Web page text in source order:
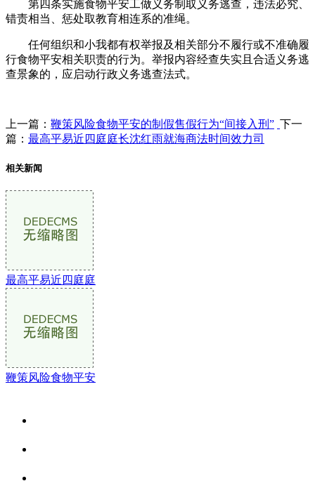
第四条实施食物平安工做义务制取义务逃查，违法必究、
错责相当、惩处取教育相连系的准绳。
任何组织和小我都有权举报及相关部分不履行或不准确履
行食物平安相关职责的行为。举报内容经查失实且合适义务逃
查景象的，应启动行政义务逃查法式。
上一篇： 鞭策风险食物平安的制假售假行为“间接入刑” 下一
篇： 最高平易近四庭庭长沈红雨就海商法时间效力司
相关新闻
最高平易近四庭庭
鞭策风险食物平安